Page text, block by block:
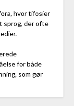
hvor tifosier
sprog, der ofte
for både
som gør